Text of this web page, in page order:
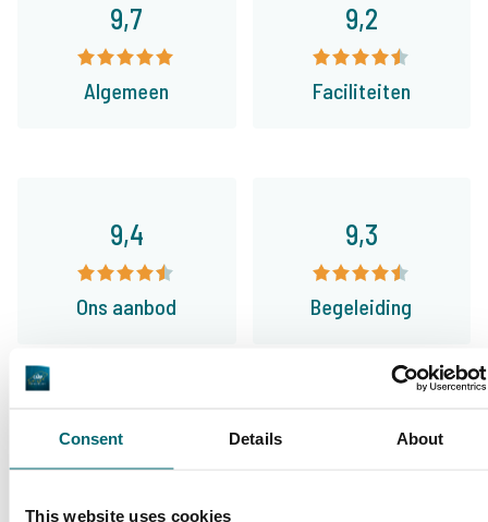
Consent Details About
This website uses cookies
9,7
Algemeen
9,2
Faciliteiten
Van onze klanten
Ik vis nu 24 jaar op betaalwateren in
Frankrijk en boek de laatste 12 jaar veelal bij
9,4
Ons aanbod
9,3
Begeleiding